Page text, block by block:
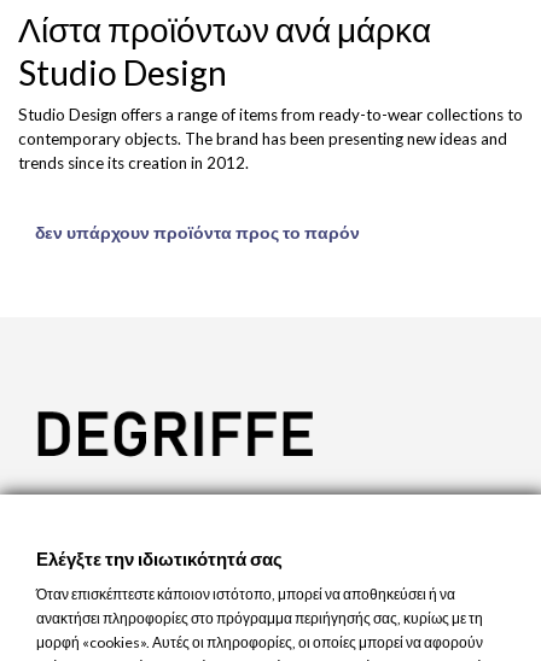
Λίστα προϊόντων ανά μάρκα
Studio Design
Studio Design offers a range of items from ready-to-wear collections to
contemporary objects. The brand has been presenting new ideas and
trends since its creation in 2012.
δεν υπάρχουν προϊόντα προς το παρόν
ΠΡΟΪΌΝΤΑ
Η ΕΤΑΙΡΊΑ ΜΑΣ
ΛΟΓΑΡΙΑΣΜΌΣ
Ελέγξτε την ιδιωτικότητά σας
Όταν επισκέπτεστε κάποιον ιστότοπο, μπορεί να αποθηκεύσει ή να
ανακτήσει πληροφορίες στο πρόγραμμα περιήγησής σας, κυρίως με τη
μορφή «cookies». Αυτές οι πληροφορίες, οι οποίες μπορεί να αφορούν